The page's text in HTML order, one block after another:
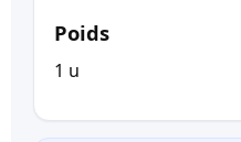
Poids
1 u